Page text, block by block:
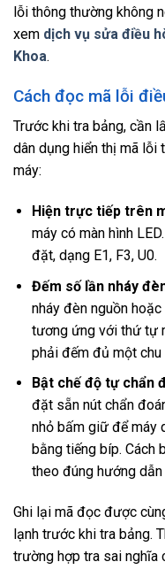
lỗi thông thường không
xem dịch vụ sửa điều
Khoa.
Cách đọc mã lỗi
Trước khi tra bảng, cần
dân dụng hiển thị mã lỗi
máy:
Hiện trực tiếp trên
máy có màn hình
đặt, dạng E1, F3, U0.
Đếm số lần nháy
nháy đèn nguồn
tương ứng với thứ tự
phải đếm đủ một
Bật chế độ tự chẩn
đặt sẵn nút chẩn
nhỏ bấm giữ để máy
bằng tiếng bíp. Cách
theo đúng hướng dẫn
Ghi lại mã đọc được
lạnh trước khi tra bảng.
trường hợp tra sai nghĩa